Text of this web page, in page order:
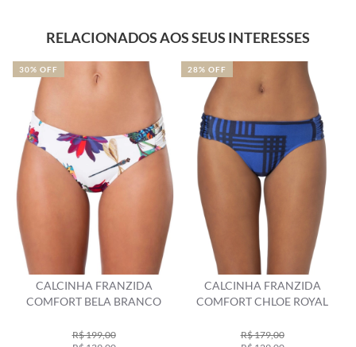
RELACIONADOS AOS SEUS INTERESSES
CALCINHA FRANZIDA
COMFORT BELA BRANCO
R$ 199,00
30% OFF
CALCINHA FRANZIDA
COMFORT CHLOE ROYAL
R$ 179,00
28% OFF